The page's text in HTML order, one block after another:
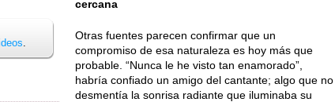
.
cercana
Otras fuentes parecen confirmar que un
compromiso de esa naturaleza es hoy más que
probable. “Nunca le he visto tan enamorado”,
habría confiado un amigo del cantante; algo que no
desmentía la sonrisa radiante que iluminaba su